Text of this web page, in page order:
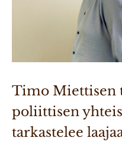
Timo Miettisen
poliittisen
tarkastelee